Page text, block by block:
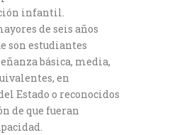
infantil.
de seis años
son estudiantes
básica, media,
en
Estado o reconocidos
de que fueran